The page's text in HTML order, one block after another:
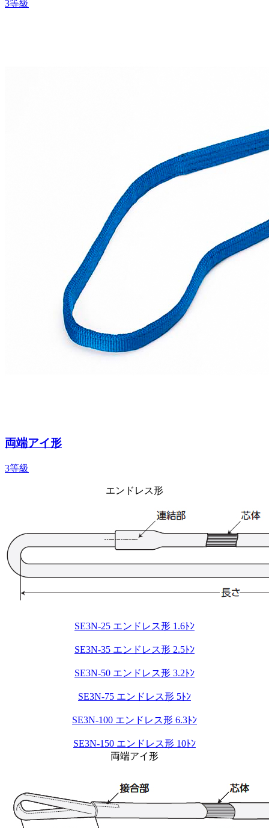
3等級
両端アイ形
3等級
エンドレス形
SE3N-25 エンドレス形 1.6ﾄﾝ
SE3N-35 エンドレス形 2.5ﾄﾝ
SE3N-50 エンドレス形 3.2ﾄﾝ
SE3N-75 エンドレス形 5ﾄﾝ
SE3N-100 エンドレス形 6.3ﾄﾝ
SE3N-150 エンドレス形 10ﾄﾝ
両端アイ形